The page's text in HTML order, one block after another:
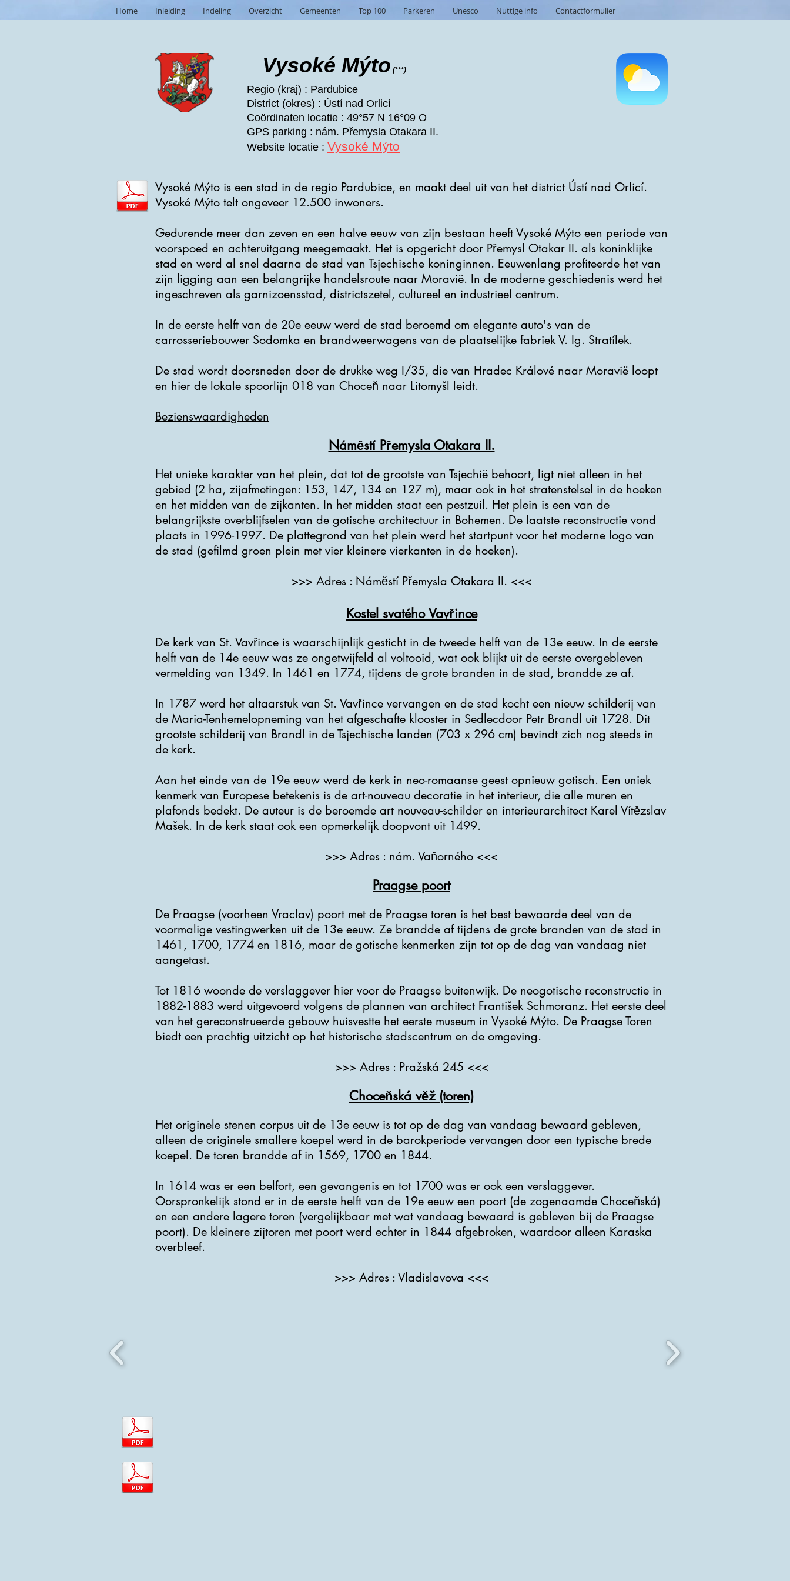
Home Inleiding Indeling Overzicht Gemeenten Top 100 Parkeren Unesco Nuttige info Contactformulier
Vysoké Mýto (***)
Regio (kraj) : Pardubice
District (okres) : Ústí nad Orlicí
Coördinaten locatie : 49°57 N 16°09 O
GPS parking : nám. Přemysla Otakara II.
Website locatie : Vysoké Mýto
Vysoké Mýto is een stad in de regio Pardubice, en maakt deel uit van het district Ústí nad Orlicí.
Vysoké Mýto telt ongeveer 12.500 inwoners.
Gedurende meer dan zeven en een halve eeuw van zijn bestaan heeft Vysoké Mýto een periode van
voorspoed en achteruitgang meegemaakt. Het is opgericht door Přemysl Otakar II. als koninklijke
stad en werd al snel daarna de stad van Tsjechische koninginnen. Eeuwenlang profiteerde het van
zijn ligging aan een belangrijke handelsroute naar Moravië. In de moderne geschiedenis werd het
ingeschreven als garnizoensstad, districtszetel, cultureel en industrieel centrum.
In de eerste helft van de 20e eeuw werd de stad beroemd om elegante auto's van de
carrosseriebouwer Sodomka en brandweerwagens van de plaatselijke fabriek V. Ig. Stratílek.
De stad wordt doorsneden door de drukke weg I/35, die van Hradec Králové naar Moravië loopt
en hier de lokale spoorlijn 018 van Choceň naar Litomyšl leidt.
Bezienswaardigheden
Náměstí Přemysla Otakara II.
Het unieke karakter van het plein, dat tot de grootste van Tsjechië behoort, ligt niet alleen in het
gebied (2 ha, zijafmetingen: 153, 147, 134 en 127 m), maar ook in het stratenstelsel in de hoeken
en het midden van de zijkanten. In het midden staat een pestzuil. Het plein is een van de
belangrijkste overblijfselen van de gotische architectuur in Bohemen. De laatste reconstructie vond
plaats in 1996-1997. De plattegrond van het plein werd het startpunt voor het moderne logo van
de stad (gefilmd groen plein met vier kleinere vierkanten in de hoeken).
>>> Adres : Náměstí Přemysla Otakara II. <<<
Kostel svatého Vavřince
De kerk van St. Vavřince is waarschijnlijk gesticht in de tweede helft van de 13e eeuw. In de eerste
helft van de 14e eeuw was ze ongetwijfeld al voltooid, wat ook blijkt uit de eerste overgebleven
vermelding van 1349. In 1461 en 1774, tijdens de grote branden in de stad, brandde ze af.
In 1787 werd het altaarstuk van St. Vavřince vervangen en de stad kocht een nieuw schilderij van
de Maria-Tenhemelopneming van het afgeschafte klooster in Sedlecdoor Petr Brandl uit 1728. Dit
grootste schilderij van Brandl in de Tsjechische landen (703 x 296 cm) bevindt zich nog steeds in
de kerk.
Aan het einde van de 19e eeuw werd de kerk in neo-romaanse geest opnieuw gotisch. Een uniek
kenmerk van Europese betekenis is de art-nouveau decoratie in het interieur, die alle muren en
plafonds bedekt. De auteur is de beroemde art nouveau-schilder en interieurarchitect Karel Vítězslav
Mašek. In de kerk staat ook een opmerkelijk doopvont uit 1499.
>>> Adres : nám. Vaňorného <<<
Praagse poort
De Praagse (voorheen Vraclav) poort met de Praagse toren is het best bewaarde deel van de
voormalige vestingwerken uit de 13e eeuw. Ze brandde af tijdens de grote branden van de stad in
1461, 1700, 1774 en 1816, maar de gotische kenmerken zijn tot op de dag van vandaag niet
aangetast.
Tot 1816 woonde de verslaggever hier voor de Praagse buitenwijk. De neogotische reconstructie in
1882-1883 werd uitgevoerd volgens de plannen van architect František Schmoranz. Het eerste deel
van het gereconstrueerde gebouw huisvestte het eerste museum in Vysoké Mýto. De Praagse Toren
biedt een prachtig uitzicht op het historische stadscentrum en de omgeving.
>>> Adres : Pražská 245 <<<
Choceňská věž (toren)
Het originele stenen corpus uit de 13e eeuw is tot op de dag van vandaag bewaard gebleven,
alleen de originele smallere koepel werd in de barokperiode vervangen door een typische brede
koepel. De toren brandde af in 1569, 1700 en 1844.
In 1614 was er een belfort, een gevangenis en tot 1700 was er ook een verslaggever.
Oorspronkelijk stond er in de eerste helft van de 19e eeuw een poort (de zogenaamde Choceňská)
en een andere lagere toren (vergelijkbaar met wat vandaag bewaard is gebleven bij de Praagse
poort). De kleinere zijtoren met poort werd echter in 1844 afgebroken, waardoor alleen Karaska
overbleef.
>>> Adres : Vladislavova <<<